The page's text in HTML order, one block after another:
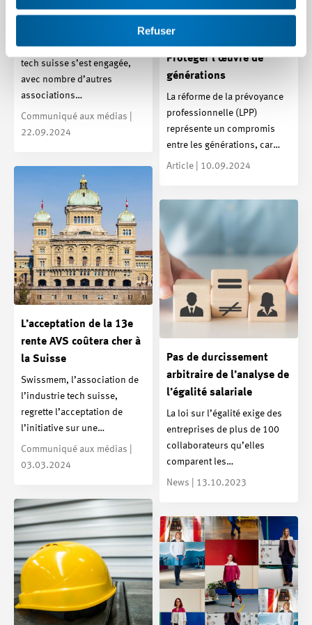
Refuser
non à la réforme de la
L’association de l’industrie
tech suisse s’est engagée,
avec nombre d’autres
associations…
Communiqué aux médias |
22.09.2024
Protéger l’œuvre de
générations
La réforme de la prévoyance
professionnelle (LPP)
représente un compromis
entre les générations, car…
Article | 10.09.2024
L’acceptation de la 13e
rente AVS coûtera cher à
la Suisse
Swissmem, l’association de
l’industrie tech suisse,
regrette l’acceptation de
l’initiative sur une…
Communiqué aux médias |
03.03.2024
Pas de durcissement
arbitraire de l’analyse de
l’égalité salariale
La loi sur l’égalité exige des
entreprises de plus de 100
collaborateurs qu’elles
comparent les…
News | 13.10.2023